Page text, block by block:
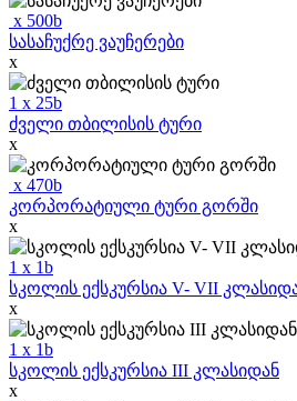
x 500b
სასაჩუქრე ვაუჩერები
x
1 x 25b
ძველი თბილისის ტური
x
x 470b
კორპორატიული ტური გორში
x
1 x 1b
სკოლის ექსკურსია V- VII
x
1 x 1b
სკოლის ექსკურსია III კლასიდან
x